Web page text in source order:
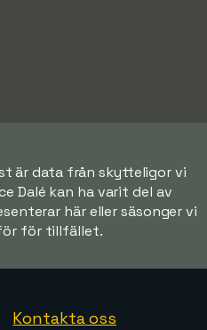
är data från skytteligor vi
Dalé kan ha varit del av
här eller säsonger vi
för tillfället.
Kontakta oss